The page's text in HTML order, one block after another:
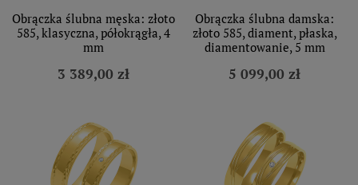
Obrączka ślubna męska: złoto
585, klasyczna, półokrągła, 4
mm
3 389,00 zł
Obrączka ślubna damska:
złoto 585, diament, płaska,
diamentowanie, 5 mm
5 099,00 zł